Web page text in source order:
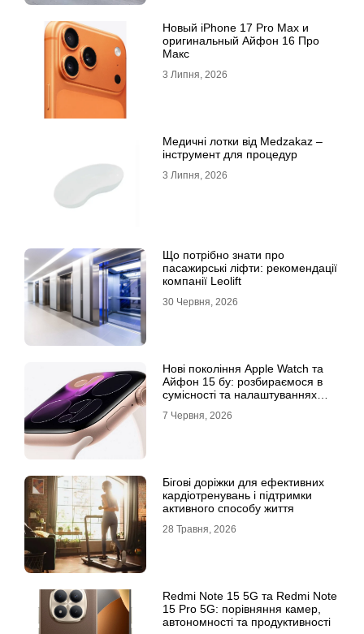
Новый iPhone 17 Pro Max и
оригинальный Айфон 16 Про
Макс
3 Липня, 2026
Медичні лотки від Medzakaz –
інструмент для процедур
3 Липня, 2026
Що потрібно знати про
пасажирські ліфти: рекомендації
компанії Leolift
30 Червня, 2026
Нові покоління Apple Watch та
Айфон 15 бу: розбираємося в
сумісності та налаштуваннях
7 Червня, 2026
Бігові доріжки для ефективних
кардіотренувань і підтримки
активного способу життя
28 Травня, 2026
Redmi Note 15 5G та Redmi Note
15 Pro 5G: порівняння камер,
автономності та продуктивності